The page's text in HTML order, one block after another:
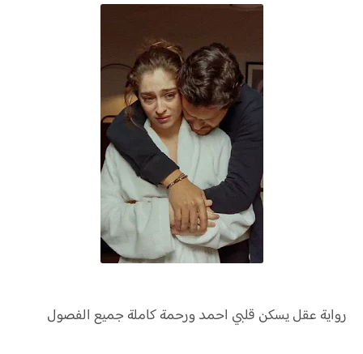
رواية عقل يسكن قلبي احمد ورحمة كاملة جميع الفصول